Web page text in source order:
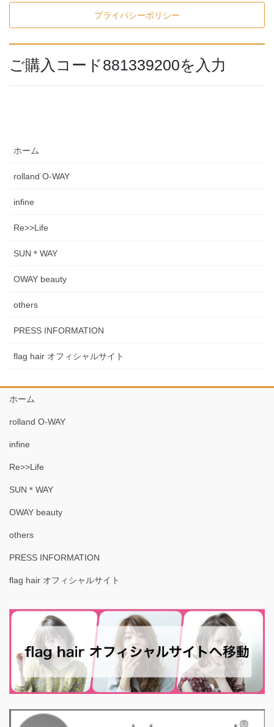
プライバシーポリシー
ご購入コード881339200を入力
ホーム
rolland O-WAY
infine
Re>>Life
SUN＊WAY
OWAY beauty
others
PRESS INFORMATION
flag hair オフィシャルサイト
ホーム
rolland O-WAY
infine
Re>>Life
SUN＊WAY
OWAY beauty
others
PRESS INFORMATION
flag hair オフィシャルサイト